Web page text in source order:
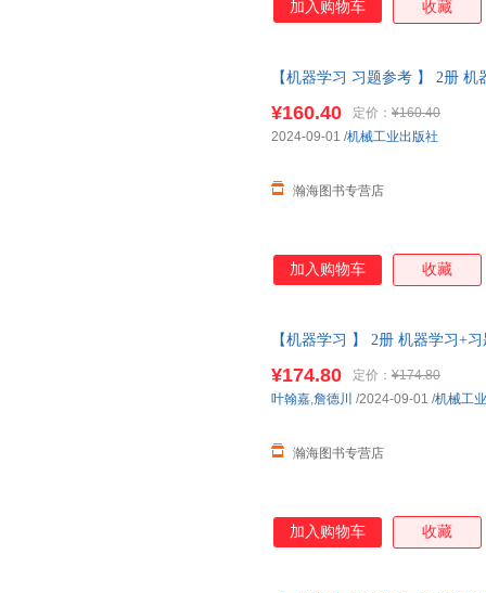
加入购物车 收藏
【机器学习 习题参考 】 2册
¥160.40 定价： ¥160.40
瀚海图书专营店
2024-09-01 /机械工业出版社
加入购物车 收藏
【机器学习 】 2册 机器学习+
¥174.80 定价： ¥174.80
瀚海图书专营店
叶翰嘉,詹德川 /2024-09-01 /机械工
加入购物车 收藏